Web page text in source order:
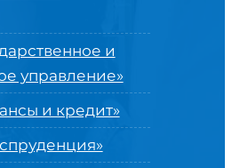
и
управление»
и кредит»